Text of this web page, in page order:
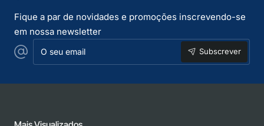
Fique a par de novidades e promoções inscrevendo-se
em nossa newsletter
O
seu
email
Subscrever